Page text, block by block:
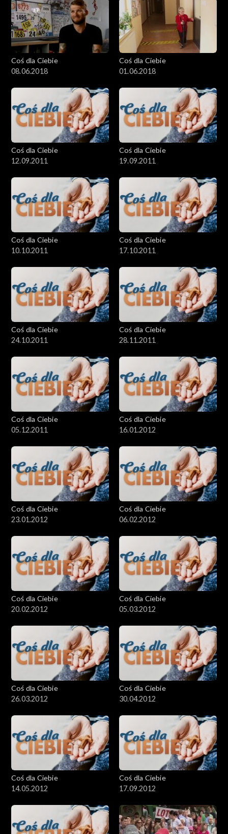
Coś dla Ciebie
08.06.2018
Coś dla Ciebie
01.06.2018
Coś dla Ciebie
12.09.2011
Coś dla Ciebie
19.09.2011
Coś dla Ciebie
10.10.2011
Coś dla Ciebie
17.10.2011
Coś dla Ciebie
24.10.2011
Coś dla Ciebie
28.11.2011
Coś dla Ciebie
05.12.2011
Coś dla Ciebie
16.01.2012
Coś dla Ciebie
23.01.2012
Coś dla Ciebie
06.02.2012
Coś dla Ciebie
20.02.2012
Coś dla Ciebie
05.03.2012
Coś dla Ciebie
26.03.2012
Coś dla Ciebie
30.04.2012
Coś dla Ciebie
14.05.2012
Coś dla Ciebie
17.09.2012